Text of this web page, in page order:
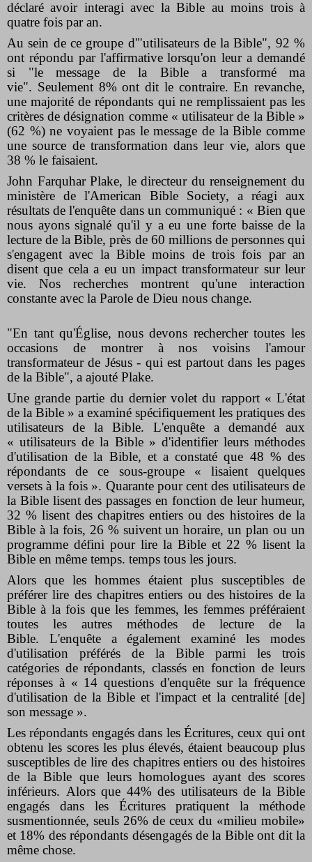
déclaré avoir interagi avec la Bible au moins trois à
quatre fois par an.
Au sein de ce groupe d'"utilisateurs de la Bible", 92 %
ont répondu par l'affirmative lorsqu'on leur a demandé
si "le message de la Bible a transformé ma
vie". Seulement 8% ont dit le contraire. En revanche,
une majorité de répondants qui ne remplissaient pas les
critères de désignation comme « utilisateur de la Bible »
(62 %) ne voyaient pas le message de la Bible comme
une source de transformation dans leur vie, alors que
38 % le faisaient.
John Farquhar Plake, le directeur du renseignement du
ministère de l'American Bible Society, a réagi aux
résultats de l'enquête dans uncommuniqué : « Bien que
nous ayons signalé qu'il y a eu une forte baisse de la
lecture de la Bible, près de 60 millions de personnes qui
s'engagent avec la Bible moins de trois fois par an
disent que cela a eu un impact transformateur sur leur
vie. Nos recherches montrent qu'une interaction
constante avec la Parole de Dieu nous change.
"En tant qu'Église, nous devons rechercher toutes les
occasions de montrer à nos voisins l'amour
transformateur de Jésus - qui est partout dans les pages
de la Bible", a ajouté Plake.
Une grande partie du dernier volet du rapport « L'état
de la Bible » a examiné spécifiquement les pratiques des
utilisateurs de la Bible. L'enquête a demandé aux
« utilisateurs de la Bible » d'identifier leurs méthodes
d'utilisation de la Bible, et a constaté que 48 % des
répondants de ce sous-groupe « lisaient quelques
versets à la fois ». Quarante pour cent des utilisateurs de
la Bible lisent des passages en fonction de leur humeur,
32 % lisent des chapitres entiers ou des histoires de la
Bible à la fois, 26 % suivent un horaire, un plan ou un
programme défini pour lire la Bible et 22 % lisent la
Bible en même temps. temps tous les jours.
Alors que les hommes étaient plus susceptibles de
préférer lire des chapitres entiers ou des histoires de la
Bible à la fois que les femmes, les femmes préféraient
toutes les autres méthodes de lecture de la
Bible. L'enquête a également examiné les modes
d'utilisation préférés de la Bible parmi les trois
catégories de répondants, classés en fonction de leurs
réponses à « 14 questions d'enquête sur la fréquence
d'utilisation de la Bible et l'impact et la centralité [de]
son ​​message ».
Les répondants engagés dans les Écritures, ceux qui ont
obtenu les scores les plus élevés, étaient beaucoup plus
susceptibles de lire des chapitres entiers ou des histoires
de la Bible que leurs homologues ayant des scores
inférieurs. Alors que 44% des utilisateurs de la Bible
engagés dans les Écritures pratiquent la méthode
susmentionnée, seuls 26% de ceux du «milieu mobile»
et 18% des répondants désengagés de la Bible ont dit la
même chose.